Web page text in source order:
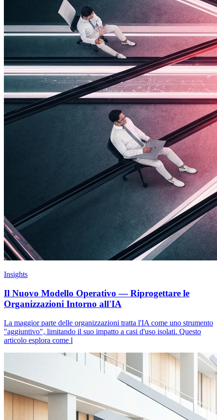
Insights
Il Nuovo Modello Operativo — Riprogettare le
Organizzazioni Intorno all'IA
La maggior parte delle organizzazioni tratta l'IA come uno strumento
"aggiuntivo", limitando il suo impatto a casi d'uso isolati. Questo
articolo esplora come l